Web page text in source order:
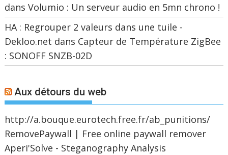
dansVolumio : Un serveur audio en 5mn chrono !
HA : Regrouper 2 valeurs dans une tuile -
Dekloo.net dans Capteur de Température ZigBee
: SONOFF SNZB-02D
Aux détours du web
http://a.bouque.eurotech.free.fr/ab_punitions/
RemovePaywall | Free online paywall remover
Aperi'Solve - Steganography Analysis